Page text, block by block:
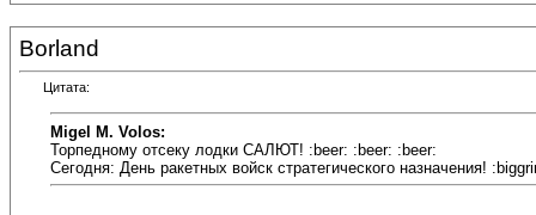
Borland
Цитата:
Migel M. Volos:
Торпедному отсеку лодки САЛЮТ! :beer: :beer: :beer:
Сегодня: День ракетных войск стратегического назначения!